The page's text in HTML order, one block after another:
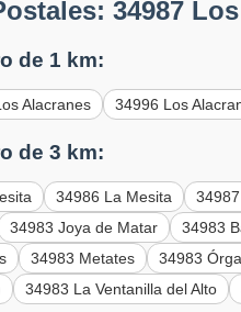
34987
de 1 km:
Alacranes 34996 Los
de 3 km:
34986 La Mesita
34983 Joya de Matar 34983
34983 Metates 34983
34983 La Ventanilla del Alto